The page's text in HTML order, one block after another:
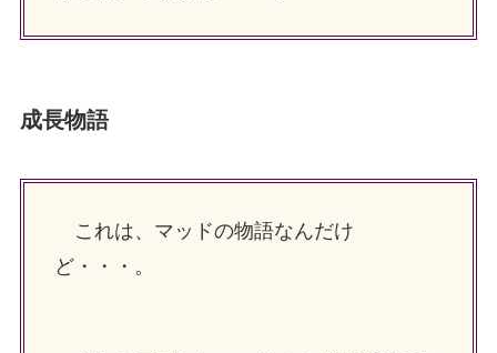
成長物語
これは、マッドの物語なんだけ
ど・・・。